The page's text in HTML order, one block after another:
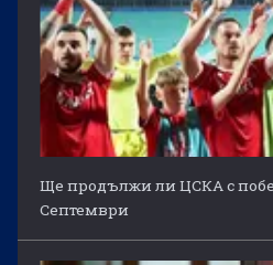
Ще продължи ли ЦСКА с
Септември